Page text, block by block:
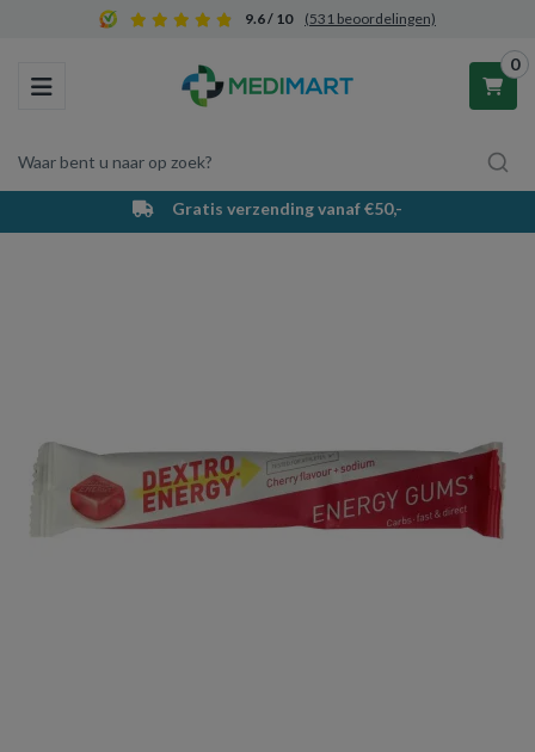
9.6 / 10 (531 beoordelingen)
Toggle navigation
Waar bent u naar op zoek?
0
Winkelwagen
Gratis verzending vanaf €50,-